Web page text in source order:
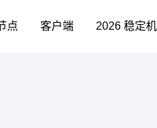
点 客户端 2026 稳定